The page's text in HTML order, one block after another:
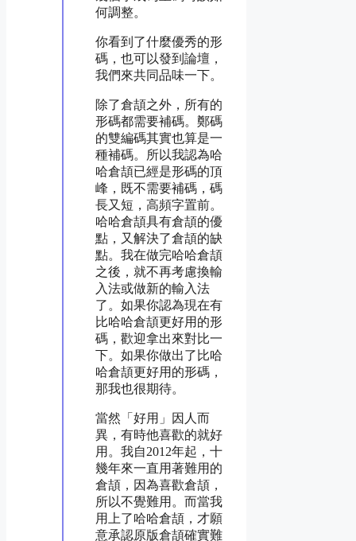
何調整。
你看到了什麼優秀的形
碼，也可以發到論壇，
我們來共同品味一下。
除了倉頡之外，所有的
形碼都需要補碼。鄭碼
的雙編碼其實也算是一
種補碼。所以我認為哈
哈倉頡已經是形碼的頂
峰，既不需要補碼，碼
長又短，高頻字置前。
哈哈倉頡具有倉頡的優
點，又解決了倉頡的缺
點。我在做完哈哈倉頡
之後，就不再考慮換輸
入法或做新的輸入法
了。如果你認為現在有
比哈哈倉頡更好用的形
碼，歡迎拿出來對比一
下。如果你做出了比哈
哈倉頡更好用的形碼，
那我也很期待。
當然「好用」因人而
異，有時他喜歡的就好
用。我自2012年起，十
幾年來一直用著難用的
倉頡，因為喜歡倉頡，
所以不覺難用。而當我
用上了哈哈倉頡，才願
意承認原版倉頡確實難